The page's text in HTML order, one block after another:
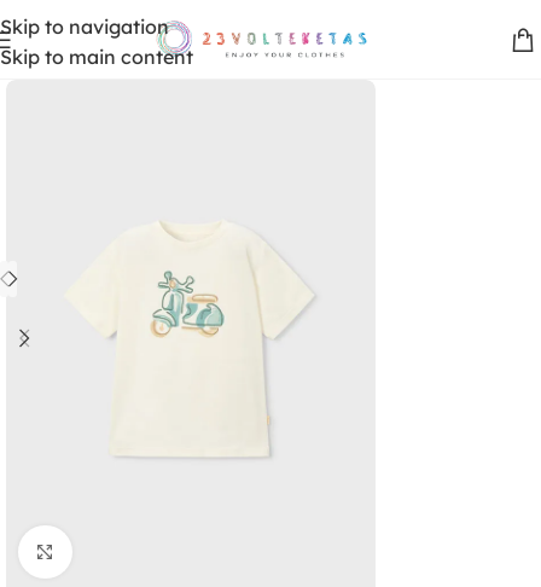
Skip to navigation
Skip to main content
Clic para ampliar